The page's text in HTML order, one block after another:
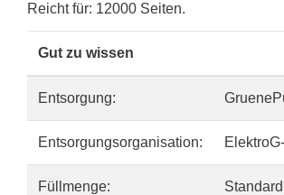
Reicht für: 12000 Seiten.
Gut zu wissen
Entsorgung:
Entsorgungsorganisation:
Füllmenge: Standard